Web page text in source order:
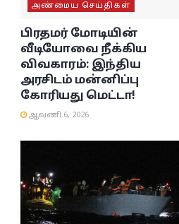
அண்மைய செய்திகள்
பிரதமர் மோடியின்
வீடியோவை நீக்கிய
விவகாரம்: இந்திய
அரசிடம் மன்னிப்பு
கோரியது மெட்டா!
ஆவணி 6, 2026